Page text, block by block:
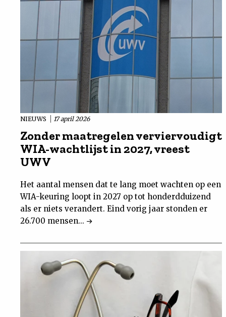
NIEUWS 17 april 2026
Zonder maatregelen verviervoudigt
WIA-wachtlijst in 2027, vreest
UWV
Het aantal mensen dat te lang moet wachten op een
WIA-keuring loopt in 2027 op tot honderdduizend
als er niets verandert. Eind vorig jaar stonden er
26.700 mensen...